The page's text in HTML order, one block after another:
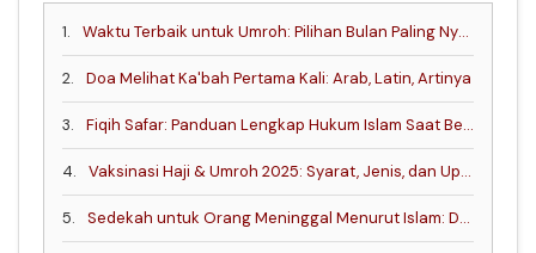
1. Waktu Terbaik untuk Umroh: Pilihan Bulan Paling Nyaman dan Penuh Keutamaan
2. Doa Melihat Ka'bah Pertama Kali: Arab, Latin, Artinya
3. Fiqih Safar: Panduan Lengkap Hukum Islam Saat Bepergian
4. Vaksinasi Haji & Umroh 2025: Syarat, Jenis, dan Update Terbaru!
5. Sedekah untuk Orang Meninggal Menurut Islam: Dalil, Niat, dan Tata Caranya